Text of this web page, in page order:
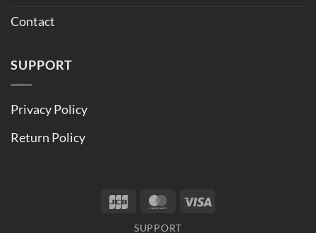
Contact
SUPPORT
Privacy Policy
Return Policy
JCB MasterCard
SUPPORT